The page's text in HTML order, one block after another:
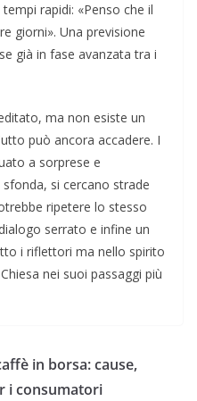
rapidi: «Penso che il
giorni». Una previsione
già in fase avanzata tra i
ma non esiste un
può ancora accadere. I
a sorprese e
si cercano strade
ripetere lo stesso
serrato e infine un
i riflettori ma nello spirito
nei suoi passaggi più
in borsa: cause,
i consumatori